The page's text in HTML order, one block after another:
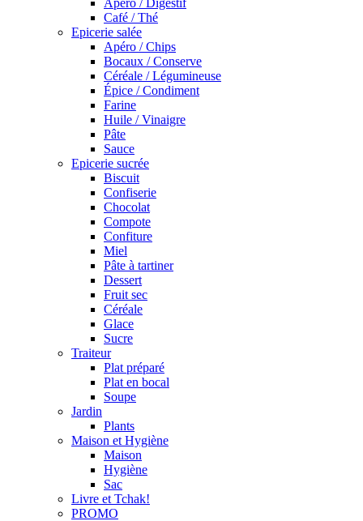
Apéro / Digestif
Café / Thé
Epicerie salée
Apéro / Chips
Bocaux / Conserve
Céréale / Légumineuse
Épice / Condiment
Farine
Huile / Vinaigre
Pâte
Sauce
Epicerie sucrée
Biscuit
Confiserie
Chocolat
Compote
Confiture
Miel
Pâte à tartiner
Dessert
Fruit sec
Céréale
Glace
Sucre
Traiteur
Plat préparé
Plat en bocal
Soupe
Jardin
Plants
Maison et Hygiène
Maison
Hygiène
Sac
Livre et Tchak!
PROMO